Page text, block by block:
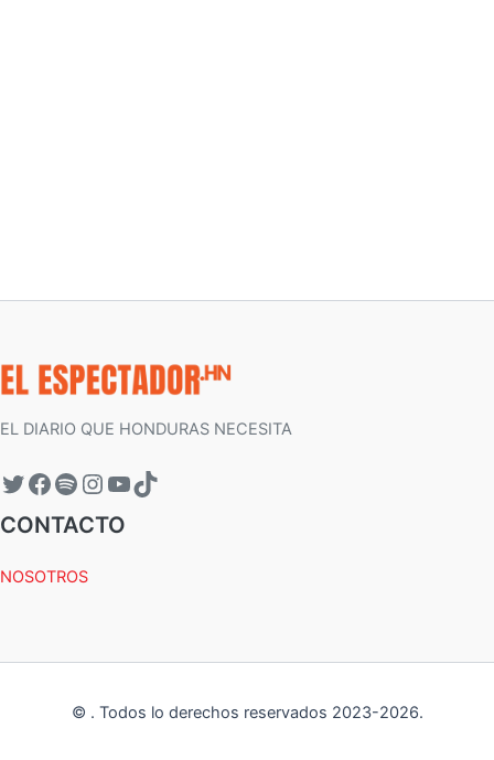
EL DIARIO QUE HONDURAS NECESITA
CONTACTO
NOSOTROS
© . Todos lo derechos reservados 2023-2026.